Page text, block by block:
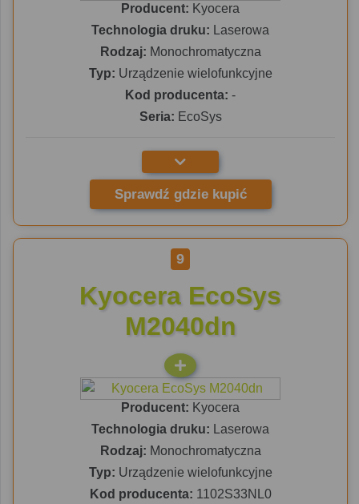
Producent: Kyocera
Technologia druku: Laserowa
Rodzaj: Monochromatyczna
Typ: Urządzenie wielofunkcyjne
Kod producenta: -
Seria: EcoSys
Sprawdź gdzie kupić
9
Kyocera EcoSys
M2040dn
Producent: Kyocera
Technologia druku: Laserowa
Rodzaj: Monochromatyczna
Typ: Urządzenie wielofunkcyjne
Kod producenta: 1102S33NL0